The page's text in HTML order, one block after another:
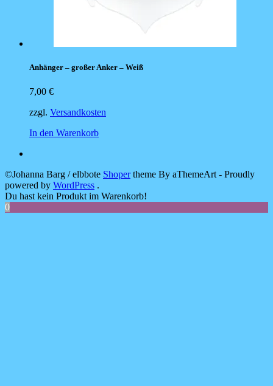
Anhänger – großer Anker – Weiß
7,00 €
zzgl. Versandkosten
In den Warenkorb
©Johanna Barg / elbbote Shopertheme By aThemeArt - Proudly
powered by WordPress .
Du hast kein Produkt im Warenkorb!
0